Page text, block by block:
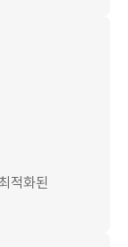
적화된